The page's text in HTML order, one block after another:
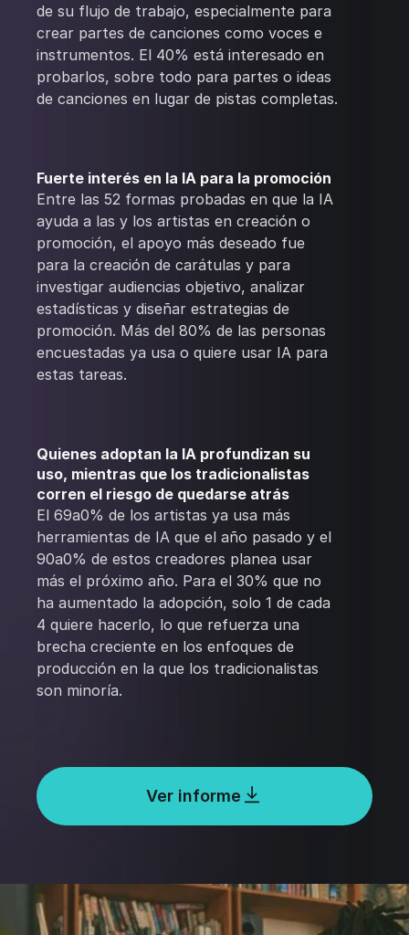
de su flujo de trabajo, especialmente para
crear partes de canciones como voces e
instrumentos. El 40% está interesado en
probarlos, sobre todo para partes o ideas
de canciones en lugar de pistas completas.
Fuerte interés en la IA para la promoción
Entre las 52 formas probadas en que la IA
ayuda a las y los artistas en creación o
promoción, el apoyo más deseado fue
para la creación de carátulas y para
investigar audiencias objetivo, analizar
estadísticas y diseñar estrategias de
promoción. Más del 80% de las personas
encuestadas ya usa o quiere usar IA para
estas tareas.
Quienes adoptan la IA profundizan su
uso, mientras que los tradicionalistas
corren el riesgo de quedarse atrás
El 69a0% de los artistas ya usa más
herramientas de IA que el año pasado y el
90a0% de estos creadores planea usar
más el próximo año. Para el 30% que no
ha aumentado la adopción, solo 1 de cada
4 quiere hacerlo, lo que refuerza una
brecha creciente en los enfoques de
producción en la que los tradicionalistas
son minoría.
Ver informe